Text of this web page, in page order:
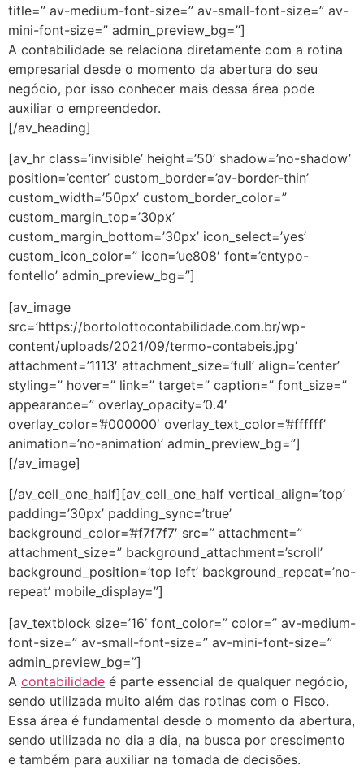
title=” av-medium-font-size=” av-small-font-size=” av-
mini-font-size=” admin_preview_bg=”]
A contabilidade se relaciona diretamente com a rotina
empresarial desde o momento da abertura do seu
negócio, por isso conhecer mais dessa área pode
auxiliar o empreendedor.
[/av_heading]
[av_hr class=’invisible’ height=’50’ shadow=’no-shadow’
position=’center’ custom_border=’av-border-thin’
custom_width=’50px’ custom_border_color=”
custom_margin_top=’30px’
custom_margin_bottom=’30px’ icon_select=’yes’
custom_icon_color=” icon=’ue808′ font=’entypo-
fontello’ admin_preview_bg=”]
[av_image
src=’https://bortolottocontabilidade.com.br/wp-
content/uploads/2021/09/termo-contabeis.jpg’
attachment=’1113′ attachment_size=’full’ align=’center’
styling=” hover=” link=” target=” caption=” font_size=”
appearance=” overlay_opacity=’0.4′
overlay_color=’#000000′ overlay_text_color=’#ffffff’
animation=’no-animation’ admin_preview_bg=”]
[/av_image]
[/av_cell_one_half][av_cell_one_half vertical_align=’top’
padding=’30px’ padding_sync=’true’
background_color=’#f7f7f7′ src=” attachment=”
attachment_size=” background_attachment=’scroll’
background_position=’top left’ background_repeat=’no-
repeat’ mobile_display=”]
[av_textblock size=’16’ font_color=” color=” av-medium-
font-size=” av-small-font-size=” av-mini-font-size=”
admin_preview_bg=”]
A contabilidade é parte essencial de qualquer negócio,
sendo utilizada muito além das rotinas com o Fisco.
Essa área é fundamental desde o momento da abertura,
sendo utilizada no dia a dia, na busca por crescimento
e também para auxiliar na tomada de decisões.